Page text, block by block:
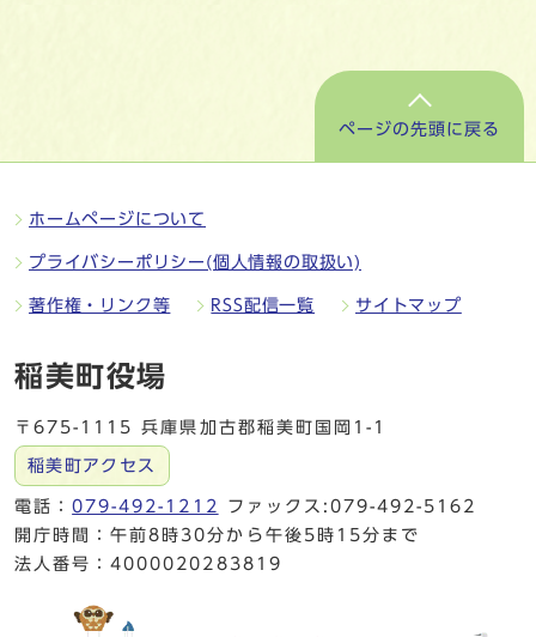
ページの先頭に戻る
ホームページについて
プライバシーポリシー(個人情報の取扱い)
著作権・リンク等 RSS配信一覧 サイトマップ
稲美町役場
〒675-1115 兵庫県加古郡稲美町国岡1-1
稲美町アクセス
電話：079-492-1212
ファックス:079-492-5162
開庁時間：午前8時30分から午後5時15分まで
法人番号：4000020283819